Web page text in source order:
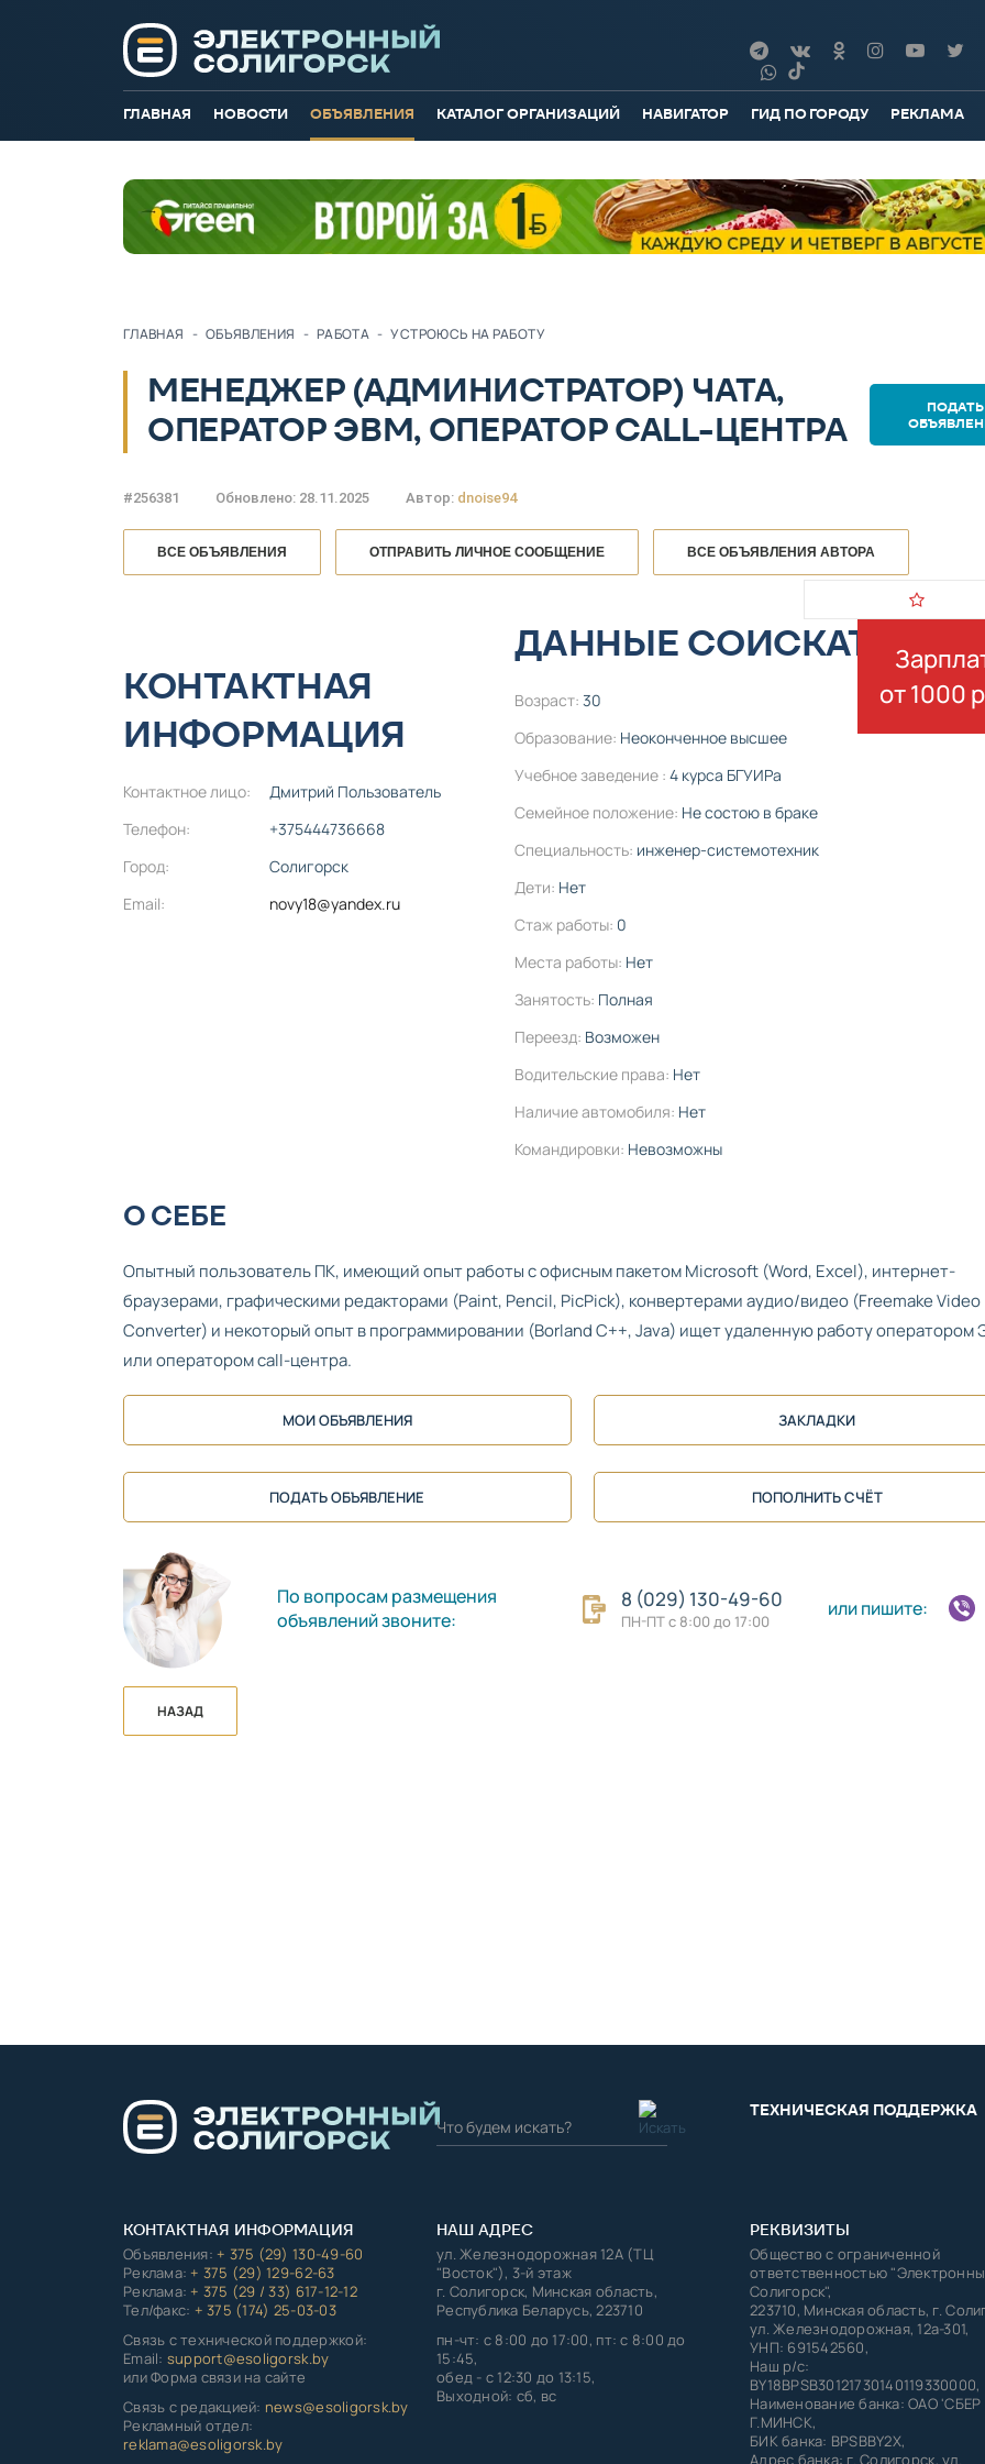
ГЛАВНАЯ НОВОСТИ ОБЪЯВЛЕНИЯ КАТАЛОГ ОРГАНИЗАЦИЙ НАВИГАТОР ГИД ПО ГОРОДУ РЕКЛАМА
ГЛАВНАЯ - ОБЪЯВЛЕНИЯ - РАБОТА - УСТРОЮСЬ НА РАБОТУ
МЕНЕДЖЕР (АДМИНИСТРАТОР) ЧАТА,
ОПЕРАТОР ЭВМ, ОПЕРАТОР CALL-ЦЕНТРА
ПОДАТЬ
#256381 Обновлено: 28.11.2025 Автор: dnoise94
ВСЕ ОБЪЯВЛЕНИЯ ОТПРАВИТЬ ЛИЧНОЕ СООБЩЕНИЕ ВСЕ ОБЪЯВЛЕНИЯ АВТОРА
КОНТАКТНАЯ
ИНФОРМАЦИЯ
Контактное лицо:
Дмитрий Пользователь
Телефон:
+375444736668
Город:
Солигорск
Email:
novy18@yandex.ru
ДАННЫЕ СОИСКАТЕЛЯ
Возраст: 30
Образование: Неоконченное высшее
Учебное заведение : 4 курса БГУИРа
Семейное положение: Не состою в браке
Специальность: инженер-системотехник
Дети: Нет
Стаж работы: 0
Места работы: Нет
Занятость: Полная
Переезд: Возможен
Водительские права: Нет
Наличие автомобиля: Нет
Командировки: Невозможны
от 1000
О СЕБЕ
Опытный пользователь ПК, имеющий опыт работы с офисным пакетом Microsoft (Word, Excel), интернет-
браузерами, графическими редакторами (Paint, Pencil, PicPick), конвертерами аудио/видео (Freemake Video
Converter) и некоторый опыт в программировании (Borland C++, Java) ищет удаленную работу оператором
или оператором call-центра.
МОИ ОБЪЯВЛЕНИЯ ЗАКЛАДКИ
ПОДАТЬ ОБЪЯВЛЕНИЕ ПОПОЛНИТЬ СЧЁТ
По вопросам размещения
объявлений звоните:
8 (029) 130-49-60
ПН-ПТ с 8:00 до 17:00
или пишите:
НАЗАД
ТЕХНИЧЕСКАЯ ПОДДЕРЖКА
КОНТАКТНАЯ ИНФОРМАЦИЯ
Объявления:+ 375 (29) 130-49-60
Реклама:+ 375 (29) 129-62-63
Реклама:+ 375 (29 / 33) 617-12-12
Тел/факс: + 375 (174) 25-03-03
Связь с технической поддержкой:
Email: support@esoligorsk.by
или Форма связи на сайте
Связь с редакцией: news@esoligorsk.by
Рекламный отдел:
reklama@esoligorsk.by
НАШ АДРЕС
ул. Железнодорожная 12А (ТЦ
"Восток"), 3-й этаж
г. Солигорск, Минская область,
Республика Беларусь, 223710
пн-чт: с 8:00 до 17:00, пт: с 8:00 до
15:45,
обед - с 12:30 до 13:15,
Выходной: сб, вс
РЕКВИЗИТЫ
Общество с ограниченной
ответственностью
Солигорск",
223710, Минская область, г.
ул. Железнодорожная, 12а-301,
УНП: 691542560,
Наш р/с:
BY18BPSB30121730140119330000,
Наименование банка: ОАО
Г.МИНСК,
БИК банка: BPSBBY2X,